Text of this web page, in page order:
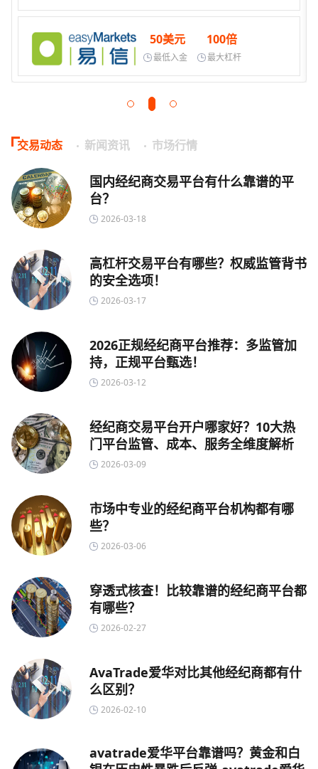
50美元
最低入金
100倍
最大杠杆
交易动态 新闻资讯 市场行情
国内经纪商交易平台有什么靠谱的平
台？
2026-03-18
高杠杆交易平台有哪些？权威监管背书
的安全选项！
2026-03-17
2026正规经纪商平台推荐：多监管加
持，正规平台甄选！
2026-03-12
经纪商交易平台开户哪家好？10大热
门平台监管、成本、服务全维度解析
2026-03-09
市场中专业的经纪商平台机构都有哪
些？
2026-03-06
穿透式核查！比较靠谱的经纪商平台都
有哪些？
2026-02-27
AvaTrade爱华对比其他经纪商都有什
么区别？
2026-02-10
avatrade爱华平台靠谱吗？黄金和白